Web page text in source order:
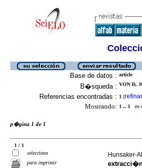
Base de datos : article
B�squeda : VON D,
Referencias encontradas : 1 [refinar
Mostrando: 1 .. 1 en
p�gina 1 de 1
1 / 1
selecciona
para imprimir
Hunsaker-